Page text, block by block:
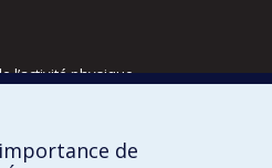
l’activité physique
de